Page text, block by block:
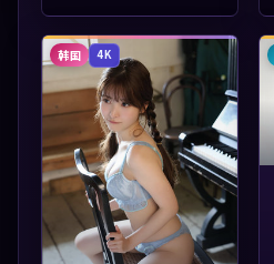
片单。
韩国 4K